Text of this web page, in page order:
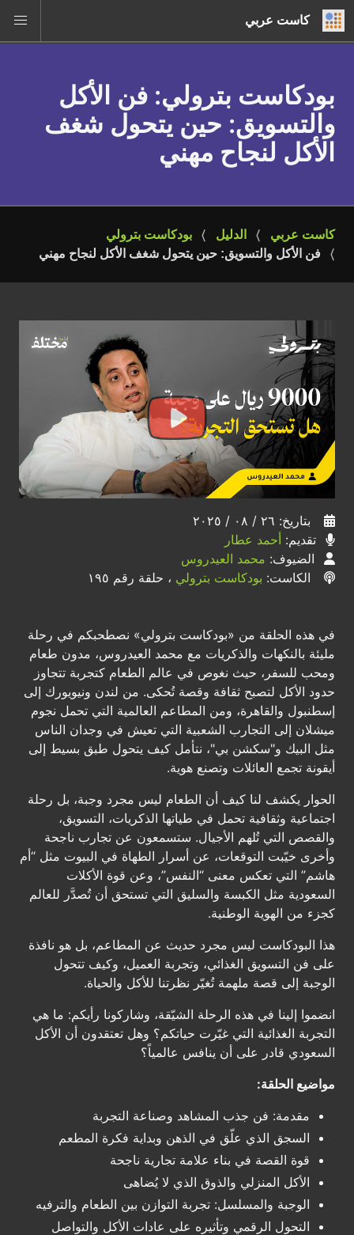
كاست عربي
بودكاست بترولي: فن الأكل
والتسويق: حين يتحول شغف
الأكل لنجاح مهني
كاست عربي الدليل
بودكاست بترولي
فن الأكل والتسويق: حين يتحول شغف الأكل لنجاح مهني
بتاريخ: ٢٦ / ٠٨ / ٢٠٢٥
تقديم: أحمد عطار
الضيوف: محمد العيدروس
الكاست: بودكاست بترولي ، حلقة رقم ١٩٥
في هذه الحلقة من «بودكاست بترولي» نصطحبكم في رحلة
مليئة بالنكهات والذكريات مع محمد العيدروس، مدون طعام
ومحب للسفر، حيث نغوص في عالم الطعام كتجربة تتجاوز
حدود الأكل لتصبح ثقافة وقصة تُحكى. من لندن ونيويورك إلى
إسطنبول والقاهرة، ومن المطاعم العالمية التي تحمل نجوم
ميشلان إلى التجارب الشعبية التي تعيش في وجدان الناس
مثل البيك و"سكشن بي"، نتأمل كيف يتحول طبق بسيط إلى
أيقونة تجمع العائلات وتصنع هوية.
الحوار يكشف لنا كيف أن الطعام ليس مجرد وجبة، بل رحلة
اجتماعية وثقافية تحمل في طياتها الذكريات، التسويق،
والقصص التي تُلهم الأجيال. ستسمعون عن تجارب ناجحة
وأخرى خيّبت التوقعات، عن أسرار الطهاة في البيوت مثل “أم
هاشم” التي تعكس معنى “النفس”، وعن قوة الأكلات
السعودية مثل الكبسة والسليق التي تستحق أن تُصدَّر للعالم
كجزء من الهوية الوطنية.
هذا البودكاست ليس مجرد حديث عن المطاعم، بل هو نافذة
على فن التسويق الغذائي، وتجربة العميل، وكيف تتحول
الوجبة إلى قصة ملهمة تُغيّر نظرتنا للأكل والحياة.
انضموا إلينا في هذه الرحلة الشيّقة، وشاركونا رأيكم: ما هي
التجربة الغذائية التي غيّرت حياتكم؟ وهل تعتقدون أن الأكل
السعودي قادر على أن ينافس عالمياً؟
مواضيع الحلقة:
مقدمة: فن جذب المشاهد وصناعة التجربة
السجق الذي علّق في الذهن وبداية فكرة المطعم
قوة القصة في بناء علامة تجارية ناجحة
الأكل المنزلي والذوق الذي لا يُضاهى
الوجبة والمسلسل: تجربة التوازن بين الطعام والترفيه
التحول الرقمي وتأثيره على عادات الأكل والتواصل